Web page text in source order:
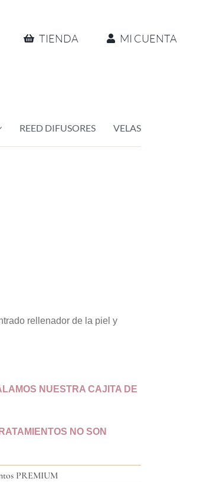
TIENDA MI CUENTA
REED DIFUSORES VELAS
rellenador de la piel y
NUESTRA CAJITA DE
NO SON
PREMIUM